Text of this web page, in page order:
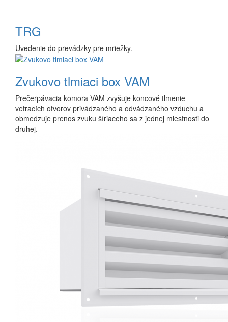
TRG
Uvedenie do prevádzky pre mriežky.
Zvukovo tlmiaci box VAM
Prečerpávacia komora VAM zvyšuje koncové tlmenie
vetracích otvorov privádzaného a odvádzaného vzduchu a
obmedzuje prenos zvuku šíriaceho sa z jednej miestnosti do
druhej.